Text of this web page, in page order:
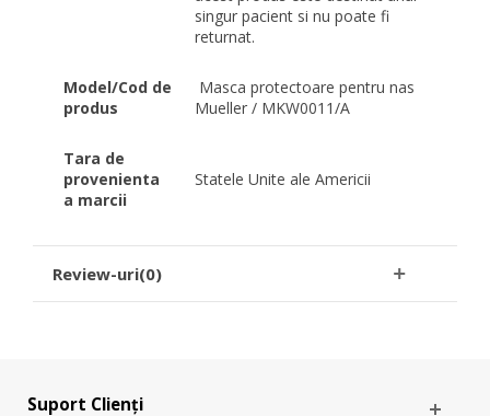
singur pacient si nu poate fi
returnat.
Model/Cod de
produs
Masca protectoare pentru nas
Mueller / MKW0011/A
Tara de
provenienta
a marcii
Statele Unite ale Americii
Review-uri(0)
Suport Clienți